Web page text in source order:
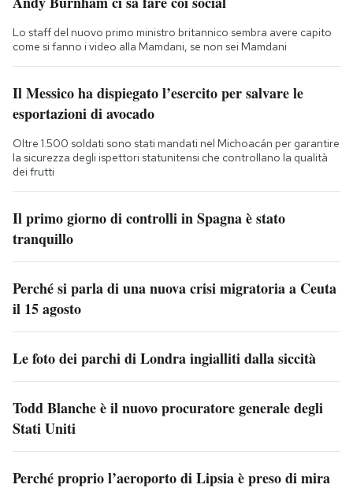
Lo staff del nuovo primo ministro britannico sembra avere capito
come si fanno i video alla Mamdani, se non sei Mamdani
Il Messico ha dispiegato l’esercito per salvare le
esportazioni di avocado
Oltre 1.500 soldati sono stati mandati nel Michoacán per garantire
la sicurezza degli ispettori statunitensi che controllano la qualità
dei frutti
Il primo giorno di controlli in Spagna è stato
tranquillo
Perché si parla di una nuova crisi migratoria a Ceuta
il 15 agosto
Le foto dei parchi di Londra ingialliti dalla siccità
Todd Blanche è il nuovo procuratore generale degli
Stati Uniti
Perché proprio l’aeroporto di Lipsia è preso di mira